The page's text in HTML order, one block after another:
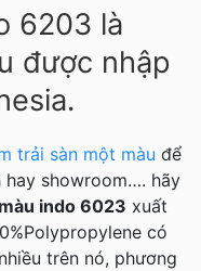
6203 là
được nhập
trải sàn một màu để
showroom…. hãy
indo 6023 xuất
có
trên nó, phương